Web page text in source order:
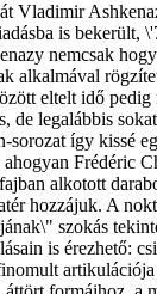
Vladimir
is bekerült,
nemcsak
alkalmával
eltelt idő
de legalábbis
sorozat így kissé
Frédéric
alkotott
hozzájuk. A
szokás
is érezhető: